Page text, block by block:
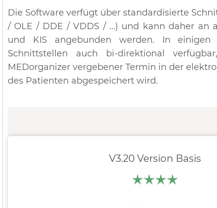
Die Software verfügt über standardisierte
/ OLE / DDE / VDDS / ...) und kann daher an
und KIS angebunden werden. In einigen
Schnittstellen auch bi-direktional
MEDorganizer vergebener Termin in der
des Patienten abgespeichert wird.
V3.20 Version Basis